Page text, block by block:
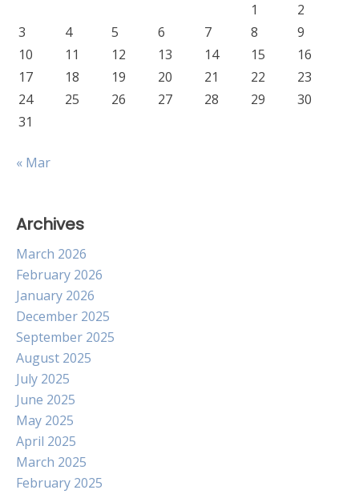
1
2
3
4 5 6 7 8
9
10
11 12 13 14 15
16
17
18 19 20 21 22
23
24
25 26 27 28 29
30
31
« Mar
Archives
March 2026
February 2026
January 2026
December 2025
September 2025
August 2025
July 2025
June 2025
May 2025
April 2025
March 2025
February 2025